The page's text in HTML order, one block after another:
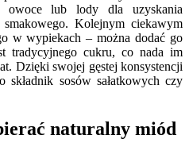
owoce lub lody dla uzyskania
Kolejnym ciekawym
w wypiekach – można dodać go
tradycyjnego cukru, co nada im
Dzięki swojej gęstej konsystencji
składnik sosów sałatkowych czy
naturalny miód